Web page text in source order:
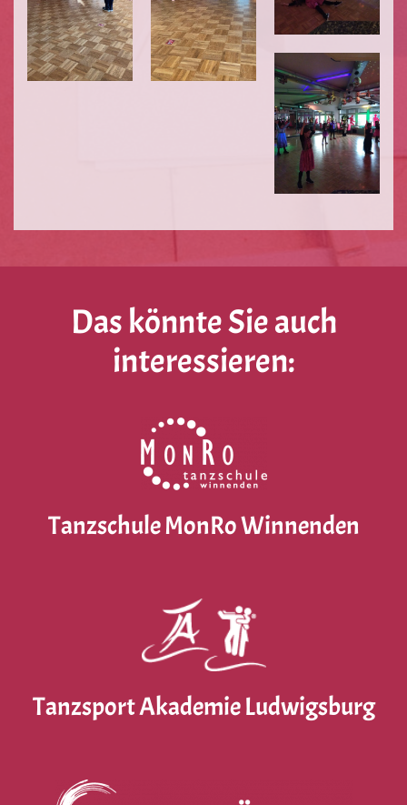
VERGRÖSSERN
Das könnte Sie auch
interessieren:
Tanzschule MonRo Winnenden
Tanzsport Akademie Ludwigsburg